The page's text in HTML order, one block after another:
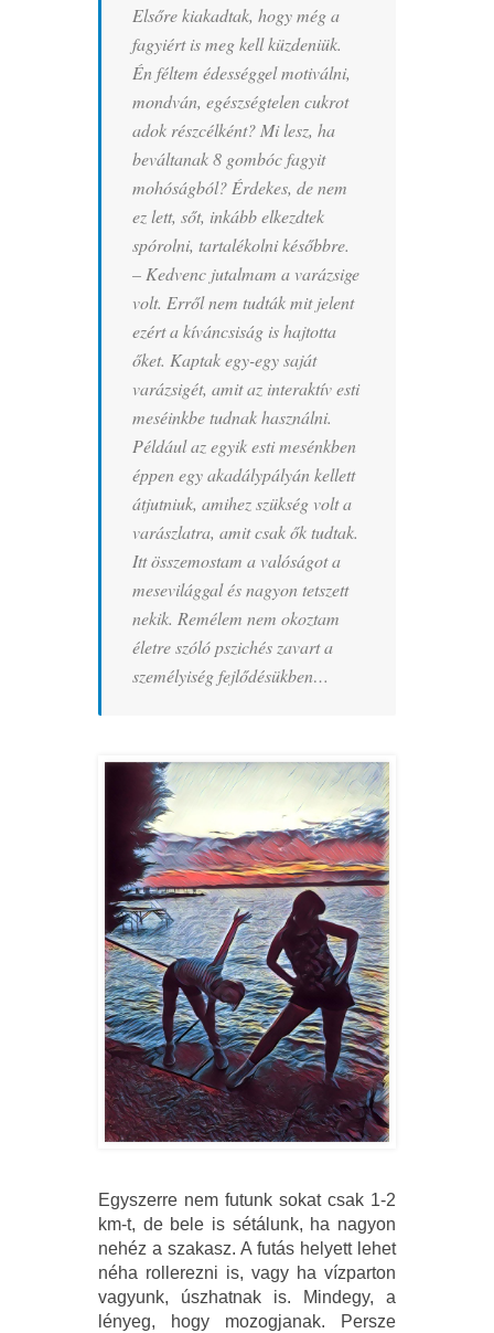
Elsőre kiakadtak, hogy még a
fagyiért is meg kell küzdeniük.
Én féltem édességgel motiválni,
mondván, egészségtelen cukrot
adok részcélként? Mi lesz, ha
beváltanak 8 gombóc fagyit
mohóságból? Érdekes, de nem
ez lett, sőt, inkább elkezdtek
spórolni, tartalékolni későbbre.
– Kedvenc jutalmam a varázsige
volt. Erről nem tudták mit jelent
ezért a kíváncsiság is hajtotta
őket. Kaptak egy-egy saját
varázsigét, amit az interaktív esti
meséinkbe tudnak használni.
Például az egyik esti mesénkben
éppen egy akadálypályán kellett
átjutniuk, amihez szükség volt a
varászlatra, amit csak ők tudtak.
Itt összemostam a valóságot a
mesevilággal és nagyon tetszett
nekik. Remélem nem okoztam
életre szóló pszichés zavart a
személyiség fejlődésükben…
Egyszerre nem futunk sokat csak 1-2
km-t, de bele is sétálunk, ha nagyon
nehéz a szakasz. A futás helyett lehet
néha rollerezni is, vagy ha vízparton
vagyunk, úszhatnak is. Mindegy, a
lényeg, hogy mozogjanak. Persze